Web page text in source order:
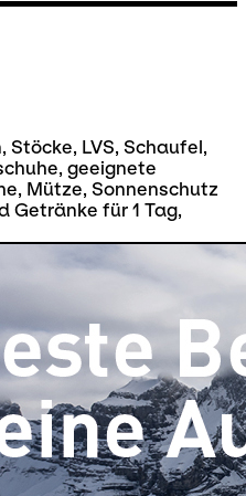
Stöcke, LVS, Schaufel,
geeignete
Mütze, Sonnenschutz
Getränke für 1 Tag,